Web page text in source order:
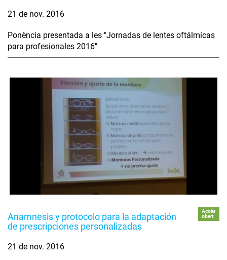
21 de nov. 2016
Ponència presentada a les "Jornadas de lentes oftálmicas
para profesionales 2016"
Anamnesis y protocolo para la adaptación
de prescripciones personalizadas
Accés
obert
21 de nov. 2016